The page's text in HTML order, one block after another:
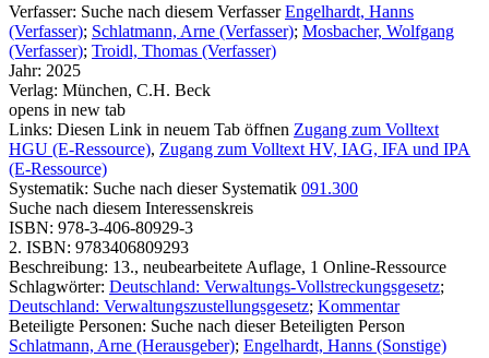
Verfasser: Suche nach diesem Verfasser Engelhardt, Hanns
(Verfasser); Schlatmann, Arne (Verfasser); Mosbacher, Wolfgang
(Verfasser); Troidl, Thomas (Verfasser)
Jahr: 2025
Verlag: München, C.H. Beck
opens in new tab
Links: Diesen Link in neuem Tab öffnen Zugang zum Volltext
HGU (E-Ressource), Zugang zum Volltext HV, IAG, IFA und IPA
(E-Ressource)
Systematik: Suche nach dieser Systematik 091.300
Suche nach diesem Interessenskreis
ISBN: 978-3-406-80929-3
2. ISBN: 9783406809293
Beschreibung: 13., neubearbeitete Auflage, 1 Online-Ressource
Schlagwörter: Deutschland: Verwaltungs-Vollstreckungsgesetz;
Deutschland: Verwaltungszustellungsgesetz; Kommentar
Beteiligte Personen: Suche nach dieser Beteiligten Person
Schlatmann, Arne (Herausgeber); Engelhardt, Hanns (Sonstige)